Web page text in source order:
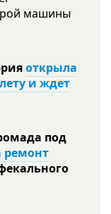
машины
открыла
и ждет
под
ремонт